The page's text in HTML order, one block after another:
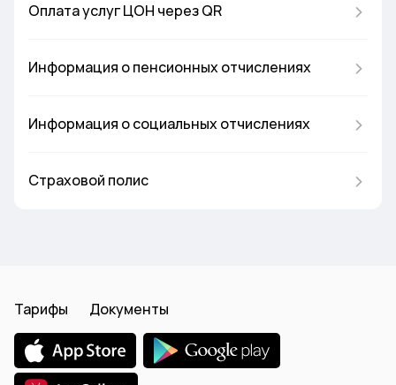
Оплата услуг ЦОН через QR
Информация о пенсионных отчислениях
Информация о социальных отчислениях
Страховой полис
Тарифы Документы